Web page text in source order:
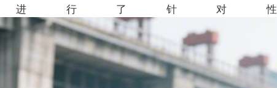
行了针对